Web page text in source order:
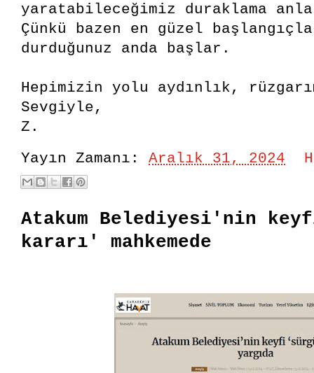
yaratabileceğimiz duraklama
Çünkü bazen en güzel
durduğunuz anda başlar.
Hepimizin yolu aydınlık,
Sevgiyle,
Z.
Yayın Zamanı: Aralık 31, 2024
Atakum Belediyesi'nin
kararı' mahkemede